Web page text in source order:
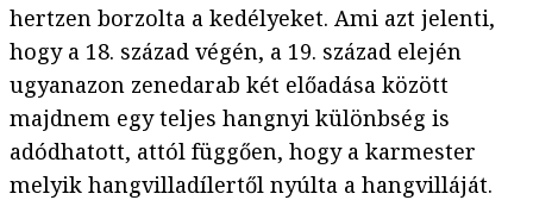
hertzen borzolta a kedélyeket. Ami azt jelenti,
hogy a 18. század végén, a 19. század elején
ugyanazon zenedarab két előadása között
majdnem egy teljes hangnyi különbség is
adódhatott, attól függően, hogy a karmester
melyik hangvilladílertől nyúlta a hangvilláját.